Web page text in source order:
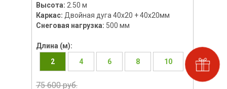
Высота: 2.50 м
Каркас: Двойная дуга 40x20 + 40х20мм
Снеговая нагрузка: 500 мм
Длина (м):
2
4 6 8 10
75 600 руб.